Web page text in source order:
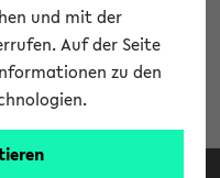
und mit der
Auf der Seite
zu den